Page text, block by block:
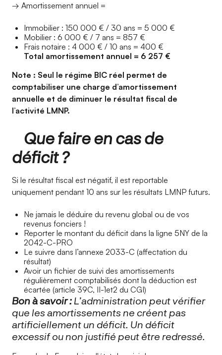
→ Amortissement annuel =
Immobilier : 150 000 € / 30 ans = 5 000 €
Mobilier : 6 000 € / 7 ans = 857 €
Frais notaire : 4 000 € / 10 ans = 400 €
Total amortissement annuel = 6 257 €
Note : Seul le régime BIC réel permet de
comptabiliser une charge d’amortissement
annuelle et de diminuer le résultat fiscal de
l’activité LMNP.
Que faire en cas de
déficit ?
Si le résultat fiscal est négatif, il est reportable
uniquement pendant 10 ans sur les résultats LMNP futurs.
Ne jamais le déduire du revenu global ou de vos
revenus fonciers !
Reporter le montant du déficit dans la ligne 5NY de la
2042-C-PRO
Le suivre dans l’annexe 2033-C (affectation du
résultat)
Avoir un fichier de suivi des amortissements
régulièrement comptabilisés dont la déduction est
écartée (article 39C, II-1et2 du CGI)
Bon à savoir : L’administration peut vérifier
que les amortissements ne créent pas
artificiellement un déficit. Un déficit
excessif ou non justifié peut être redressé.